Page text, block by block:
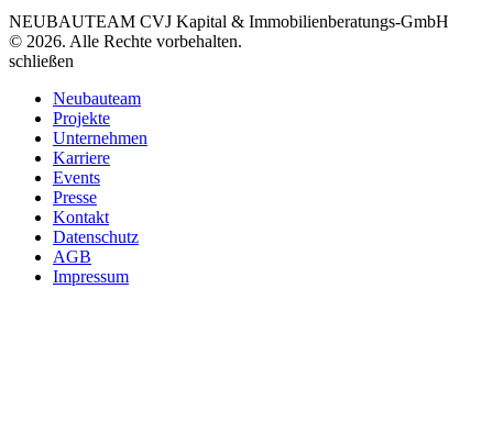
NEUBAUTEAM CVJ Kapital & Immobilienberatungs-GmbH
© 2026. Alle Rechte vorbehalten.
schließen
Neubauteam
Projekte
Unternehmen
Karriere
Events
Presse
Kontakt
Datenschutz
AGB
Impressum